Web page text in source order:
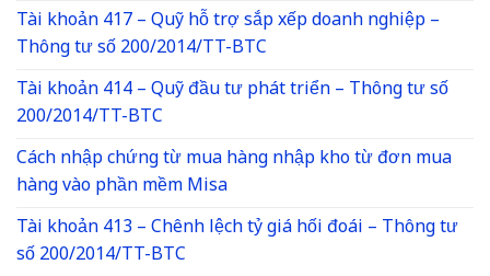
Tài khoản 417 – Quỹ hỗ trợ sắp xếp doanh nghiệp –
Thông tư số 200/2014/TT-BTC
Tài khoản 414 – Quỹ đầu tư phát triển – Thông tư số
200/2014/TT-BTC
Cách nhập chứng từ mua hàng nhập kho từ đơn mua
hàng vào phần mềm Misa
Tài khoản 413 – Chênh lệch tỷ giá hối đoái – Thông tư
số 200/2014/TT-BTC